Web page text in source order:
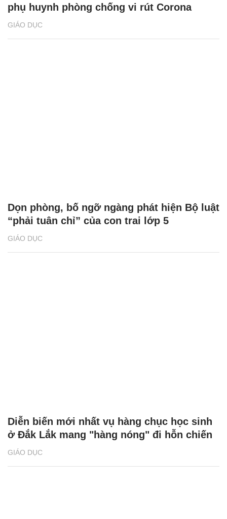
GIÁO DỤC
phụ huynh phòng chống vi rút Corona
GIÁO DỤC
Dọn phòng, bố ngỡ ngàng phát hiện Bộ luật
“phải tuân chỉ” của con trai lớp 5
GIÁO DỤC
Diễn biến mới nhất vụ hàng chục học sinh
ở Đắk Lắk mang "hàng nóng" đi hỗn chiến